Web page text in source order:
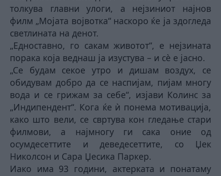
толкува главни улоги, а нејзиниот најнов
филм „Мојата војвотка“ наскоро ќе ја здогледа
светлината на денот.
„Едноставно, го сакам животот“, е нејзината
порака која веднаш ја изустува – и сè е јасно.
„Се будам секое утро и дишам воздух, се
обидувам добро да се наспијам, пијам многу
вода и се грижам за себе“, изјави Колинс за
„Индипендент“. Кога ќе ѝ понема мотивација,
како што вели, се свртува кон гледање стари
филмови, а најмногу ги сака оние од
осумдесеттите и деведесеттите, со Џек
Николсон и Сара Џесика Паркер.
Иако има 93 години, актерката и понатаму